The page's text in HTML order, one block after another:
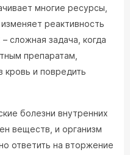
многие ресурсы,
реактивность
сложная задача, когда
препаратам,
кровь и повредить
болезни внутренних
веществ, и организм
ответить на вторжение